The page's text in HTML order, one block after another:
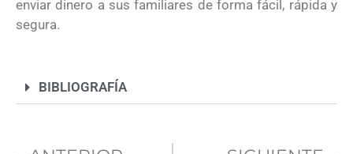
enviar dinero a sus familiares de forma fácil, rápida y
segura.
BIBLIOGRAFÍA